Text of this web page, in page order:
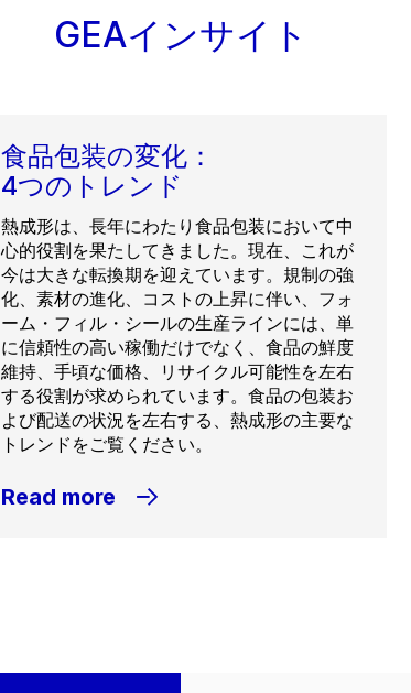
GEAインサイト
食品包装の変化：
4つのトレンド
熱成形は、長年にわたり食品包装において中
心的役割を果たしてきました。現在、これが
今は大きな転換期を迎えています。規制の強
化、素材の進化、コストの上昇に伴い、フォ
ーム・フィル・シールの生産ラインには、単
に信頼性の高い稼働だけでなく、食品の鮮度
維持、手頃な価格、リサイクル可能性を左右
する役割が求められています。食品の包装お
よび配送の状況を左右する、熱成形の主要な
トレンドをご覧ください。
Read more